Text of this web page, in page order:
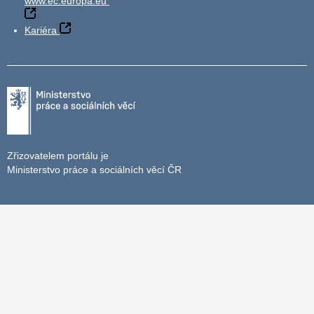
Kariéra
Zřizovatelem portálu je
Ministerstvo práce a sociálních věcí ČR